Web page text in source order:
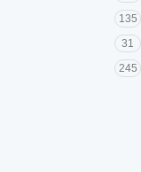
135
31
245